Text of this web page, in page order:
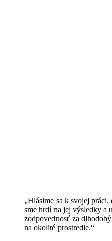
„Hlásime sa k svojej
sme hrdí na jej výsledky a
zodpovednosť za
na okolité prostredie.“